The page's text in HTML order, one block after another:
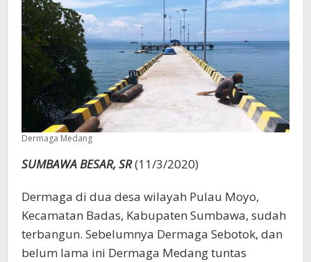
Dermaga Medang
SUMBAWA BESAR, SR(11/3/2020)
Dermaga di dua desa wilayah Pulau Moyo,
Kecamatan Badas, Kabupaten Sumbawa, sudah
terbangun. Sebelumnya Dermaga Sebotok, dan
belum lama ini Dermaga Medang tuntas